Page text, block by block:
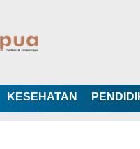
KESEHATAN